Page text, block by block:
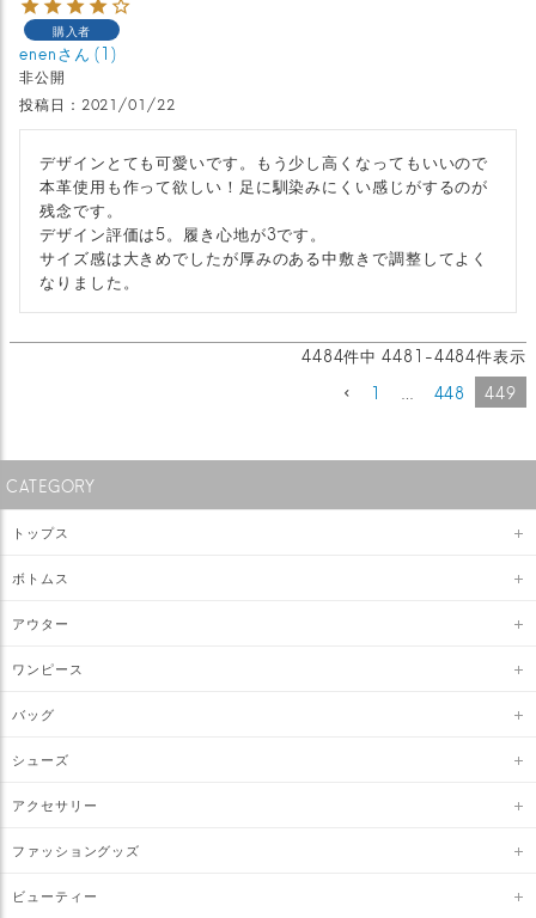
購入者
enen 1
非公開
投稿日
2021/01/22
デザインとても可愛いです。もう少し高くなってもいいので
本革使用も作って欲しい！足に馴染みにくい感じがするのが
残念です。
デザイン評価は5。履き心地が3です。
サイズ感は大きめでしたが厚みのある中敷きで調整してよく
なりました。
4484件中 4481 -4484件表示
1
448 449
CATEGORY
トップス
ボトムス
アウター
ワンピース
バッグ
シューズ
アクセサリー
ファッショングッズ
ビューティー